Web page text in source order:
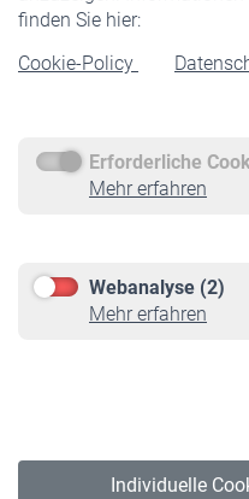
finden Sie hier:
Cookie-Policy
Erforderliche
Mehr erfahren
Webanalyse (2)
Mehr erfahren
Individuelle
Rentenbeginn
Rente beantragen
Service
Informationen
Online-Rechner
VBLnewsletter
Erklärung zur Barrierefreiheit